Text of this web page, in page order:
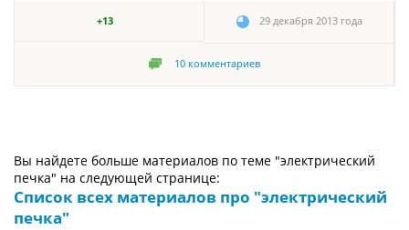
+13 29 декабря 2013 года
10 комментариев
Вы найдете больше материалов по теме "электрический
печка" на следующей странице:
Список всех материалов про "электрический
печка"